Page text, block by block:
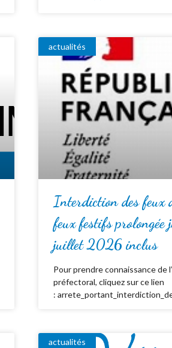
actualités
Interdiction des feux
feux festifs prolongée
juillet 2026 inclus
Pour prendre connaissance de
préfectoral, cliquez sur ce lien
:
actualités